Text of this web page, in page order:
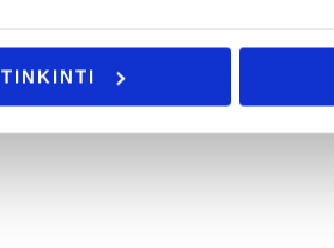
TINKINTI